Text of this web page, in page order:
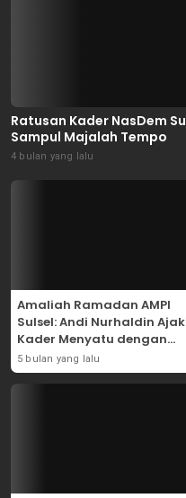
Ratusan Kader NasDem
Sampul Majalah Tempo
4 bulan yang lalu
Amaliah Ramadan AMPI
Sulsel: Andi Nurhaldin Ajak
Kader Menyatu dengan
Kaum Dhuafa
5 bulan yang lalu